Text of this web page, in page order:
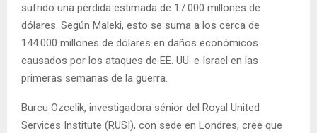
sufrido una pérdida estimada de 17.000 millones de
dólares. Según Maleki, esto se suma a los cerca de
144.000 millones de dólares en daños económicos
causados por los ataques de EE. UU. e Israel en las
primeras semanas de la guerra.
Burcu Ozcelik, investigadora sénior del Royal United
Services Institute (RUSI), con sede en Londres, cree que